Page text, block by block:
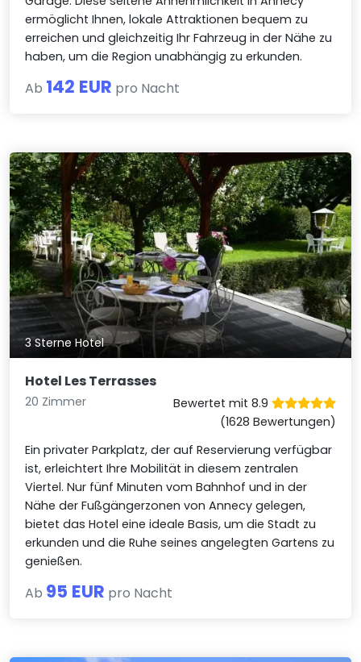
ermöglicht Ihnen, lokale Attraktionen bequem zu
erreichen und gleichzeitig Ihr Fahrzeug in der Nähe zu
haben, um die Region unabhängig zu erkunden.
Ab 142 EUR pro Nacht
3 Sterne Hotel
Hotel Les Terrasses
20 Zimmer
Bewertet mit 8.9
(1628 Bewertungen)
Ein privater Parkplatz, der auf Reservierung verfügbar
ist, erleichtert Ihre Mobilität in diesem zentralen
Viertel. Nur fünf Minuten vom Bahnhof und in der
Nähe der Fußgängerzonen von Annecy gelegen,
bietet das Hotel eine ideale Basis, um die Stadt zu
erkunden und die Ruhe seines angelegten Gartens zu
genießen.
Ab 95 EUR pro Nacht